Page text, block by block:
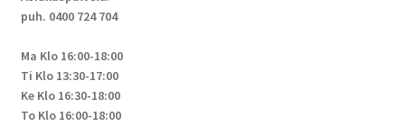
puh. 0400 724 704
Ma Klo 16:00-18:00
Ti Klo 13:30-17:00
Ke Klo 16:30-18:00
To Klo 16:00-18:00